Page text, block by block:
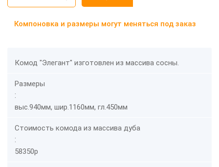
Компоновка и размеры могут меняться под заказ
Комод "Элегант" изготовлен из массива сосны.
Размеры
:
выс.940мм, шир.1160мм, гл.450мм
Стоимость комода из массива дуба
:
58350р